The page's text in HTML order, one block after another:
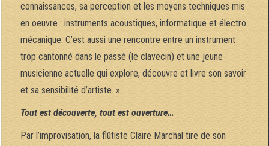
connaissances, sa perception et les moyens techniques mis
en oeuvre : instruments acoustiques, informatique et électro
mécanique. C’est aussi une rencontre entre un instrument
trop cantonné dans le passé (le clavecin) et une jeune
musicienne actuelle qui explore, découvre et livre son savoir
et sa sensibilité d’artiste. »
Tout est découverte, tout est ouverture…
Par l’improvisation, la flûtiste Claire Marchal tire de son